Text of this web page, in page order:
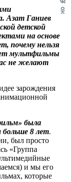
VK
Азат Ганиев
детской
на основе
почему нельзя
мультфильмы
не желают
зарождения
была
больше 8 лет.
был просто
«Группа
и мы его
которые